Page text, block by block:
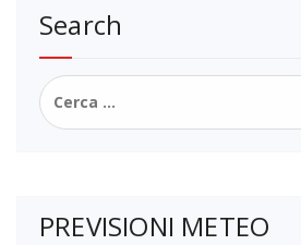
Search
Ricerca
per:
PREVISIONI METEO